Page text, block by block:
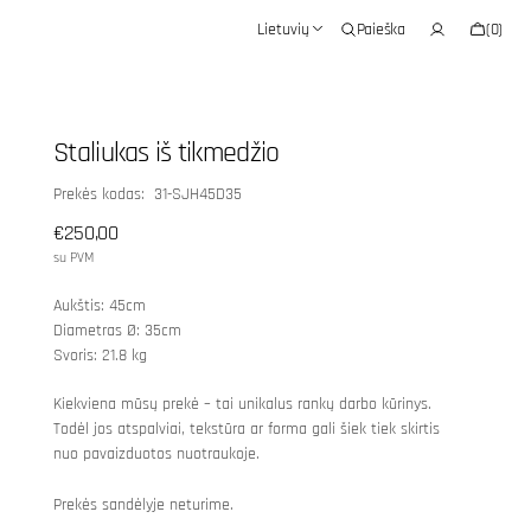
Lietuvių Paieška Krepšelis
(0)
Staliukas iš tikmedžio
SKU:
Prekės kodas: 31-SJH45D35
Įprasta
kaina
€250,00
su PVM
Aukštis: 45cm
Diametras Ø: 35cm
Svoris: 21.8 kg
Kiekviena mūsų prekė – tai unikalus rankų darbo kūrinys.
Todėl jos atspalviai, tekstūra ar forma gali šiek tiek skirtis
nuo pavaizduotos nuotraukoje.
Prekės sandėlyje neturime.